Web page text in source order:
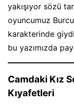
yakışıyor sözü
oyuncumuz
karakterinde
bu yazımızda
Camdaki Kız
Kıyafetleri